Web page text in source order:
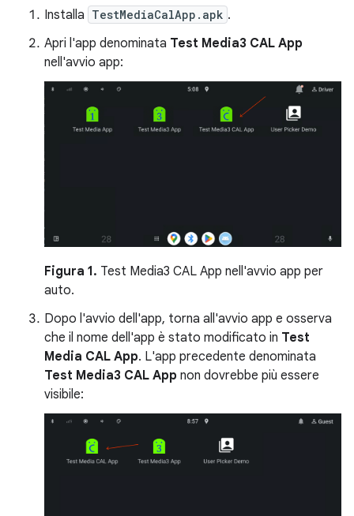
Installa TestMediaCalApp.apk .
Apri l'app denominata Test Media3 CAL App
nell'avvio app:
Figura 1. Test Media3 CAL App nell'avvio app per
auto.
Dopo l'avvio dell'app, torna all'avvio app e osserva
che il nome dell'app è stato modificato in Test
Media CAL App. L'app precedente denominata
Test Media3 CAL App non dovrebbe più essere
visibile: